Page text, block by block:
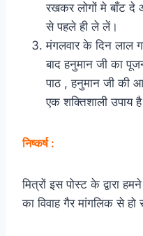
रखकर लोगों मे बाँट दे
से पहले ही ले लें।
मंगलवार के दिन लाल
बाद हनुमान जी का
पाठ , हनुमान जी की
एक शक्तिशाली उपाय
निष्कर्ष :
मित्रों इस पोस्ट के द्वारा
का विवाह गैर मांगलिक से हो